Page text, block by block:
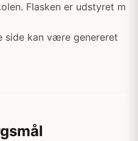
Flasken er udstyret m
side kan være genereret